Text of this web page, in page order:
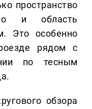
пространство
и область
Это особенно
рядом с
по тесным
обзора